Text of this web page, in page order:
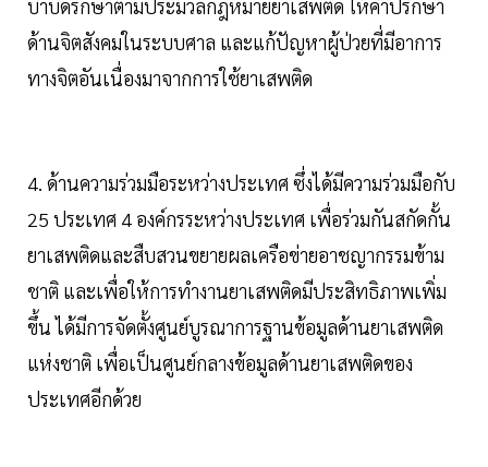
บำบัดรักษาตามประมวลกฎหมายยาเสพติด ให้คำปรึกษา
ด้านจิตสังคมในระบบศาล และแก้ปัญหาผู้ป่วยที่มีอาการ
ทางจิตอันเนื่องมาจากการใช้ยาเสพติด
4. ด้านความร่วมมือระหว่างประเทศ ซึ่งได้มีความร่วมมือกับ
25 ประเทศ 4 องค์กรระหว่างประเทศ เพื่อร่วมกันสกัดกั้น
ยาเสพติดและสืบสวนขยายผลเครือข่ายอาชญากรรมข้าม
ชาติ และเพื่อให้การทำงานยาเสพติดมีประสิทธิภาพเพิ่ม
ขึ้น ได้มีการจัดตั้งศูนย์บูรณาการฐานข้อมูลด้านยาเสพติด
แห่งชาติ เพื่อเป็นศูนย์กลางข้อมูลด้านยาเสพติดของ
ประเทศอีกด้วย